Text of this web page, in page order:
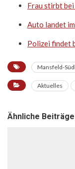
Frau stirbt
Auto landet
Polizei findet
Mansfeld-
Aktuelles
Ähnliche Beiträge